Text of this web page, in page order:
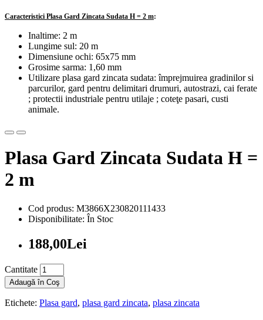
Caracteristici Plasa Gard Zincata Sudata H = 2 m:
Inaltime: 2 m
Lungime sul: 20 m
Dimensiune ochi: 65x75 mm
Grosime sarma: 1,60 mm
Utilizare plasa gard zincata sudata: împrejmuirea gradinilor si
parcurilor, gard pentru delimitari drumuri, autostrazi, cai ferate
; protectii industriale pentru utilaje ; coteţe pasari, custi
animale.
Plasa Gard Zincata Sudata H =
2 m
Cod produs: M3866X230820111433
Disponibilitate: În Stoc
188,00Lei
Cantitate
Adaugă în Coş
Etichete: Plasa gard, plasa gard zincata, plasa zincata